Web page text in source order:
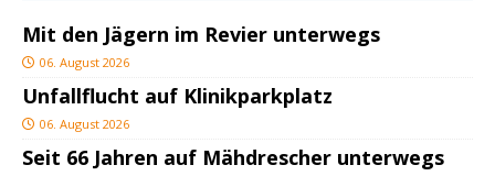
Mit den Jägern im Revier unterwegs
06. August 2026
Unfallflucht auf Klinikparkplatz
06. August 2026
Seit 66 Jahren auf Mähdrescher unterwegs